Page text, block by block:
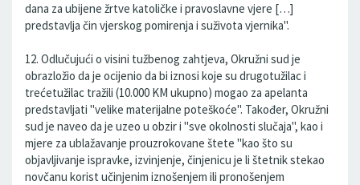
dana za ubijene žrtve katoličke i pravoslavne vjere […]
predstavlja čin vjerskog pomirenja i suživota vjernika".
12. Odlučujući o visini tužbenog zahtjeva, Okružni sud je
obrazložio da je ocijenio da bi iznosi koje su drugotužilac i
trećetužilac tražili (10.000 KM ukupno) mogao za apelanta
predstavljati "velike materijalne poteškoće". Također, Okružni
sud je naveo da je uzeo u obzir i "sve okolnosti slučaja", kao i
mjere za ublažavanje prouzrokovane štete "kao što su
objavljivanje ispravke, izvinjenje, činjenicu je li štetnik stekao
novčanu korist učinjenim iznošenjem ili pronošenjem